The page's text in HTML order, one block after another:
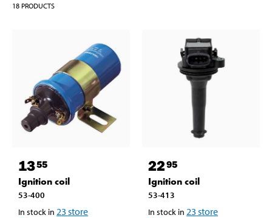
18 PRODUCTS
1355
Ignition coil
53-400
In stock in 23 store
2295
Ignition coil
53-413
In stock in 23 store